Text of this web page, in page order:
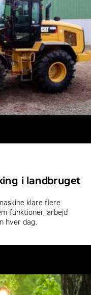
i landbruget
klare flere
funktioner, arbejd
hver dag.